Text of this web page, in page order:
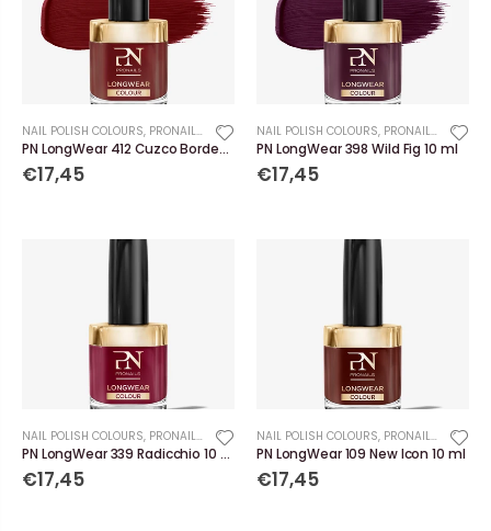
NAIL POLISH COLOURS, PRONAILS
PN LongWear 412 Cuzco Bordeaux 10 ml
€17,45
NAIL POLISH COLOURS, PRONAILS
PN LongWear 398 Wild Fig 10 ml
€17,45
NAIL POLISH COLOURS, PRONAILS
PN LongWear 339 Radicchio 10 ml
€17,45
NAIL POLISH COLOURS, PRONAILS
PN LongWear 109 New Icon 10 ml
€17,45